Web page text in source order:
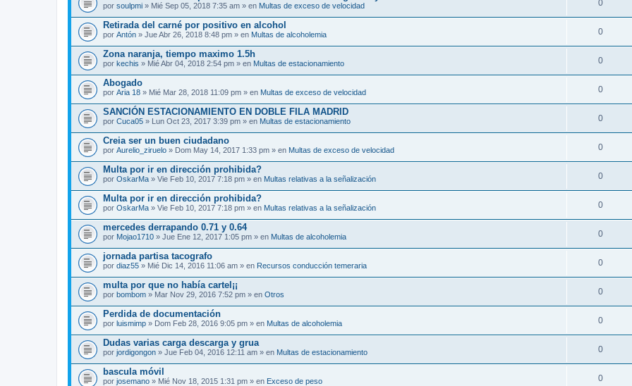
j
t
por soulpmi » Mié Sep 05, 2018 7:35 am » en Multas de exceso de velocidad 0
Retirada del carné por positivo en alcohol
por Antón » Jue Abr 26, 2018 8:48 pm » en Multas de alcoholemia 0
Zona naranja, tiempo maximo 1.5h
por kechis » Mié Abr 04, 2018 2:54 pm » en Multas de estacionamiento 0
Abogado
por Aria 18 » Mié Mar 28, 2018 11:09 pm » en Multas de exceso de velocidad 0
SANCIÓN ESTACIONAMIENTO EN DOBLE FILA MADRID
por Cuca05 » Lun Oct 23, 2017 3:39 pm » en Multas de estacionamiento 0
Creia ser un buen ciudadano
por Aurelio_ziruelo » Dom May 14, 2017 1:33 pm » en Multas de exceso de velocidad 0
Multa por ir en dirección prohibida?
por OskarMa » Vie Feb 10, 2017 7:18 pm » en Multas relativas a la señalización 0
Multa por ir en dirección prohibida?
por OskarMa » Vie Feb 10, 2017 7:18 pm » en Multas relativas a la señalización 0
mercedes derrapando 0.71 y 0.64
por Mojao1710 » Jue Ene 12, 2017 1:05 pm » en Multas de alcoholemia 0
jornada partisa tacografo
por diaz55 » Mié Dic 14, 2016 11:06 am » en Recursos conducción temeraria 0
multa por que no había cartel¡¡
por bombom » Mar Nov 29, 2016 7:52 pm » en Otros 0
Perdida de documentación
por luismimp » Dom Feb 28, 2016 9:05 pm » en Multas de alcoholemia 0
Dudas varias carga descarga y grua
por jordigongon » Jue Feb 04, 2016 12:11 am » en Multas de estacionamiento 0
bascula móvil
por josemano » Mié Nov 18, 2015 1:31 pm » en Exceso de peso 0